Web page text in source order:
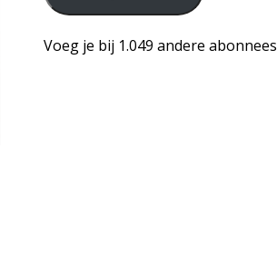
en
op
Voeg je bij 1.049 andere abonnees